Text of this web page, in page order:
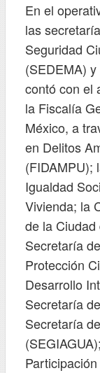
En el
las
Seguridad
(SEDEMA)
contó con el
la Fiscalía
México, a
en Delitos
(FIDAMPU);
Igualdad
Vivienda; la
de la
Secretaría
Protección
Desarrollo
Secretaría
Secretaría